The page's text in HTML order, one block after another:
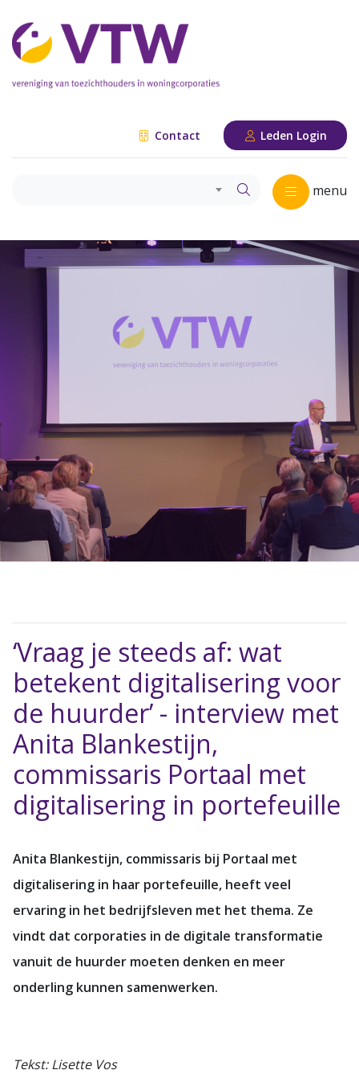
Contact Leden Login
menu
‘Vraag je steeds af: wat
betekent digitalisering voor
de huurder’ - interview met
Anita Blankestijn,
commissaris Portaal met
digitalisering in portefeuille
Anita Blankestijn, commissaris bij Portaal met
digitalisering in haar portefeuille, heeft veel
ervaring in het bedrijfsleven met het thema. Ze
vindt dat corporaties in de digitale transformatie
vanuit de huurder moeten denken en meer
onderling kunnen samenwerken.
Tekst: Lisette Vos